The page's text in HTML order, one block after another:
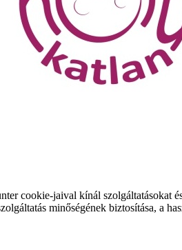
cookie-jaival kínál szolgáltatásokat
minőségének biztosítása, a